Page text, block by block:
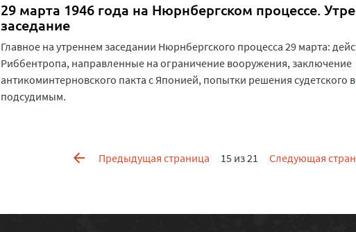
29 марта 1946 года на Нюрнбергском процессе.
заседание
Главное на утреннем заседании Нюрнбергского процесса 29 марта:
Риббентропа, направленные на ограничение вооружения, заключение
антикоминтерновского пакта с Японией, попытки решения судетского
подсудимым.
Предыдущая страница 15 из 21 Следующая